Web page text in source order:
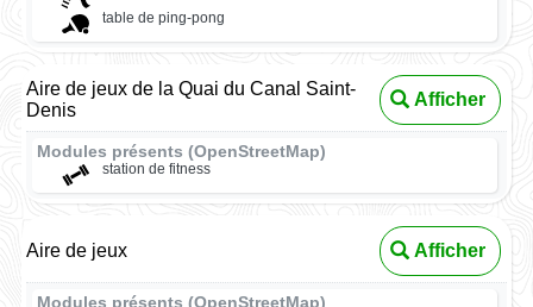
table de ping-pong
Aire de jeux de la Quai du Canal Saint-
Denis
Afficher
Modules présents (OpenStreetMap)
station de fitness
Aire de jeux Afficher
Modules présents (OpenStreetMap)